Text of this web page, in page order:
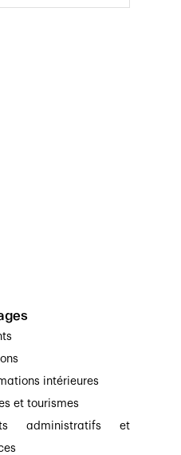
intérieures
et tourismes
administratifs et